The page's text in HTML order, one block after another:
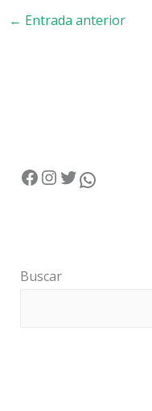
← Entrada anterior
Buscar